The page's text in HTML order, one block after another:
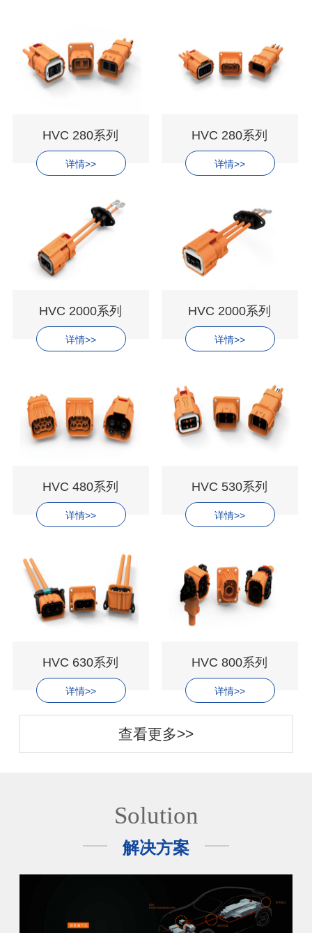
HVC 280系列
详情>>
HVC 280系列
详情>>
HVC 2000系列
详情>>
HVC 2000系列
详情>>
HVC 480系列
详情>>
HVC 530系列
详情>>
HVC 630系列
详情>>
HVC 800系列
详情>>
查看更多>>
Solution
解决方案